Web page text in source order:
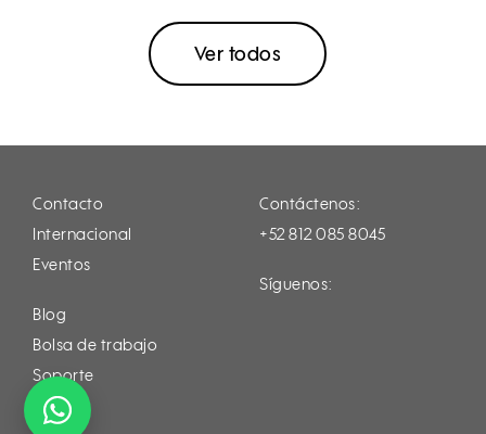
Ver todos
Contacto
Internacional
Eventos
Blog
Bolsa de trabajo
Soporte
Contáctenos:
+52 812 085 8045
Síguenos: